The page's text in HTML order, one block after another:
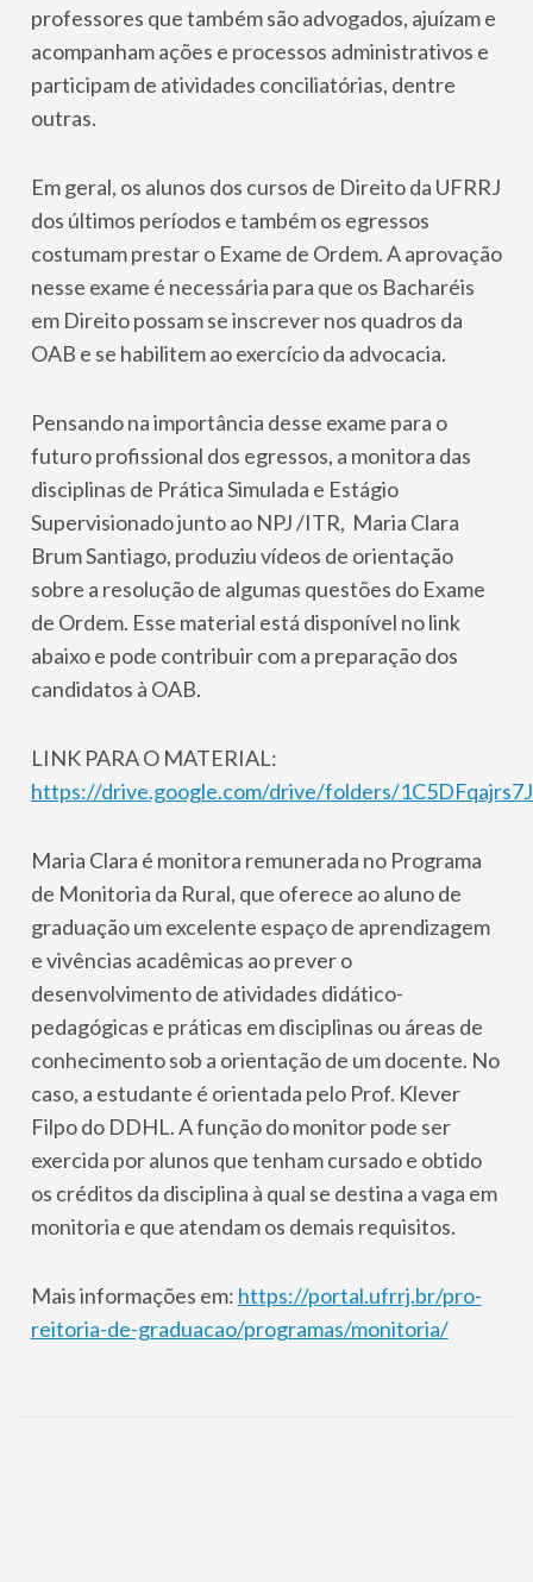
professores que também são advogados, ajuízam e
acompanham ações e processos administrativos e
participam de atividades conciliatórias, dentre
outras.
Em geral, os alunos dos cursos de Direito da UFRRJ
dos últimos períodos e também os egressos
costumam prestar o Exame de Ordem. A aprovação
nesse exame é necessária para que os Bacharéis
em Direito possam se inscrever nos quadros da
OAB e se habilitem ao exercício da advocacia.
Pensando na importância desse exame para o
futuro profissional dos egressos, a monitora das
disciplinas de Prática Simulada e Estágio
Supervisionado junto ao NPJ /ITR, Maria Clara
Brum Santiago, produziu vídeos de orientação
sobre a resolução de algumas questões do Exame
de Ordem. Esse material está disponível no link
abaixo e pode contribuir com a preparação dos
candidatos à OAB.
LINK PARA O MATERIAL:
https://drive.google.com/drive/folders/
Maria Clara é monitora remunerada no Programa
de Monitoria da Rural, que oferece ao aluno de
graduação um excelente espaço de aprendizagem
e vivências acadêmicas ao prever o
desenvolvimento de atividades didático-
pedagógicas e práticas em disciplinas ou áreas de
conhecimento sob a orientação de um docente. No
caso, a estudante é orientada pelo Prof. Klever
Filpo do DDHL. A função do monitor pode ser
exercida por alunos que tenham cursado e obtido
os créditos da disciplina à qual se destina a vaga em
monitoria e que atendam os demais requisitos.
Mais informações em: https://portal.ufrrj.br/pro-
reitoria-de-graduacao/programas/monitoria/